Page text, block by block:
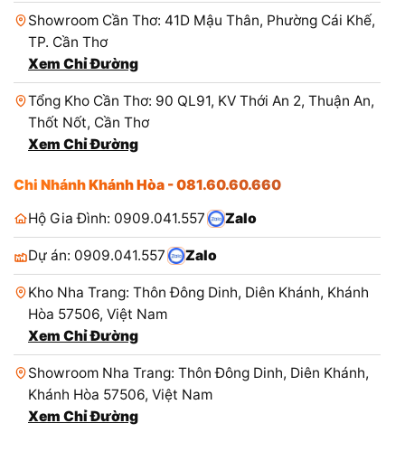
Showroom Cần Thơ: 41D Mậu Thân, Phường Cái Khế,
TP. Cần Thơ
Xem Chỉ Đường
Tổng Kho Cần Thơ: 90 QL91, KV Thới An 2, Thuận An,
Thốt Nốt, Cần Thơ
Xem Chỉ Đường
Chi Nhánh Khánh Hòa - 081.60.60.660
Hộ Gia Đình: 0909.041.557
Zalo
Dự án: 0909.041.557 Zalo
Kho Nha Trang: Thôn Đông Dinh, Diên Khánh, Khánh
Hòa 57506, Việt Nam
Xem Chỉ Đường
Showroom Nha Trang: Thôn Đông Dinh, Diên Khánh,
Khánh Hòa 57506, Việt Nam
Xem Chỉ Đường